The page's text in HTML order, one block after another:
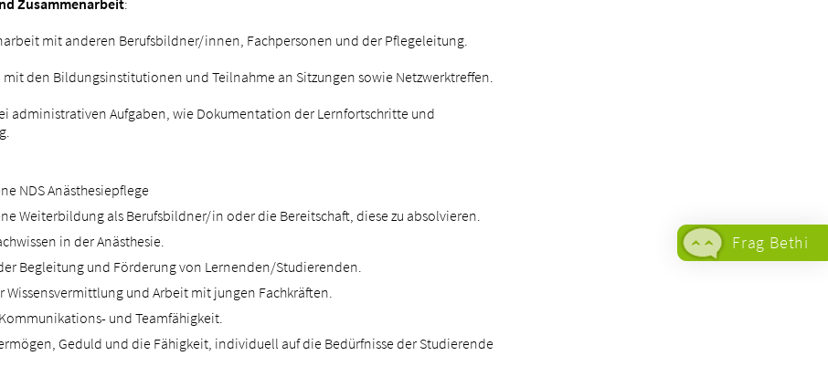
Zusammenarbeit:
mit anderen Berufsbildner/innen, Fachpersonen und der Pflegeleitung.
den Bildungsinstitutionen und Teilnahme an Sitzungen sowie Netzwerktreffen.
administrativen Aufgaben, wie Dokumentation der Lernfortschritte und
NDS Anästhesiepflege
Weiterbildung als Berufsbildner/in oder die Bereitschaft, diese zu absolvieren.
in der Anästhesie.
Begleitung und Förderung von Lernenden/Studierenden.
Wissensvermittlung und Arbeit mit jungen Fachkräften.
und Teamfähigkeit.
Geduld und die Fähigkeit, individuell auf die Bedürfnisse der Studierende
Frag Bethi